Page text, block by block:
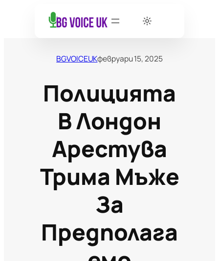
BGVOICEUKфевруари 15, 2025
Полицията
В Лондон
Арестува
Трима Мъже
За
Предполага